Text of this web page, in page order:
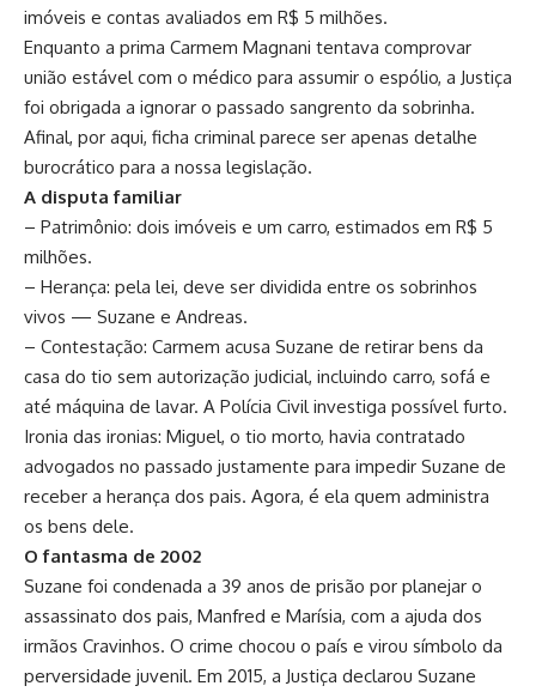
imóveis e contas avaliados em R$ 5 milhões.
Enquanto a prima Carmem Magnani tentava comprovar
união estável com o médico para assumir o espólio, a Justiça
foi obrigada a ignorar o passado sangrento da sobrinha.
Afinal, por aqui, ficha criminal parece ser apenas detalhe
burocrático para a nossa legislação.
A disputa familiar
– Patrimônio: dois imóveis e um carro, estimados em R$ 5
milhões.
– Herança: pela lei, deve ser dividida entre os sobrinhos
vivos — Suzane e Andreas.
– Contestação: Carmem acusa Suzane de retirar bens da
casa do tio sem autorização judicial, incluindo carro, sofá e
até máquina de lavar. A Polícia Civil investiga possível furto.
Ironia das ironias: Miguel, o tio morto, havia contratado
advogados no passado justamente para impedir Suzane de
receber a herança dos pais. Agora, é ela quem administra
os bens dele.
O fantasma de 2002
Suzane foi condenada a 39 anos de prisão por planejar o
assassinato dos pais, Manfred e Marísia, com a ajuda dos
irmãos Cravinhos. O crime chocou o país e virou símbolo da
perversidade juvenil. Em 2015, a Justiça declarou Suzane